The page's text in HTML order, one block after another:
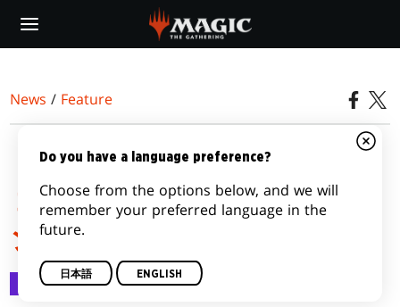
main
News / Feature
『サンダー・ジャンクシ
ョンの無法者』をコレク
ションする
Feature 2024/03/26
Do you have a language preference?
Choose from the options below, and we will
remember your preferred language in the
future.
日本語 ENGLISH